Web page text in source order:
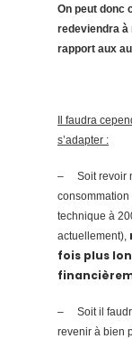
On peut donc
redeviendra à
rapport aux
Il faudra
s’adapter :
–
Soit revoir
consommation
technique à
actuellement),
fois plus
–
Soit il
revenir à bien